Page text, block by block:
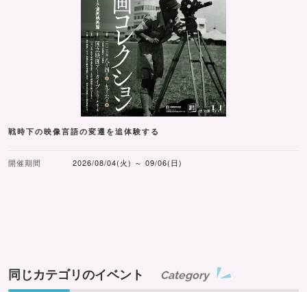
戦時下の映像言語の変遷を追体験する
開催期間 2026/08/04(火) ～ 09/06(日)
同じカテゴリのイベント Category